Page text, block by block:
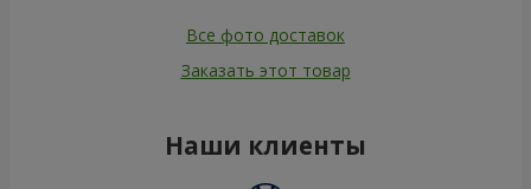
Все фото доставок
Заказать этот товар
Наши клиенты